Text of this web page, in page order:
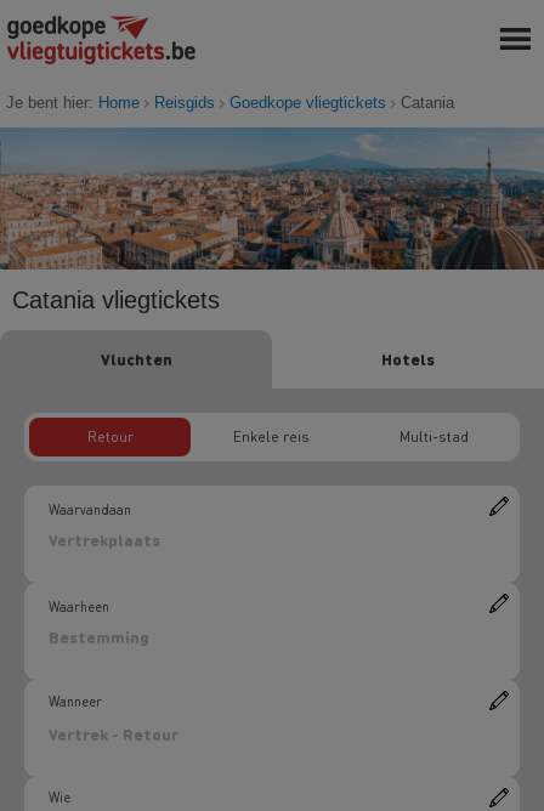
Je bent hier: Home Reisgids Goedkope vliegtickets Catania
Catania vliegtickets